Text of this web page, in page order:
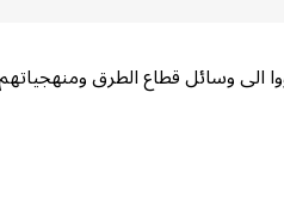
وسائل قطاع الطرق